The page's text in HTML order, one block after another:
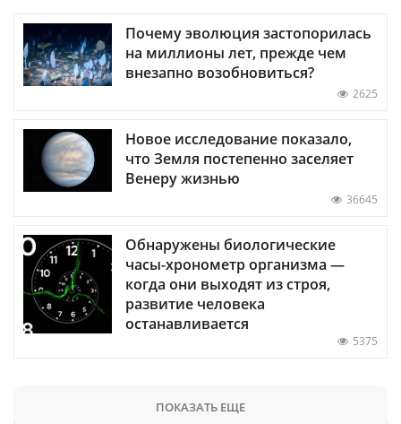
Почему эволюция застопорилась
на миллионы лет, прежде чем
внезапно возобновиться?
2625
Новое исследование показало,
что Земля постепенно заселяет
Венеру жизнью
36645
Обнаружены биологические
часы-хронометр организма —
когда они выходят из строя,
развитие человека
останавливается
5375
ПОКАЗАТЬ ЕЩЕ